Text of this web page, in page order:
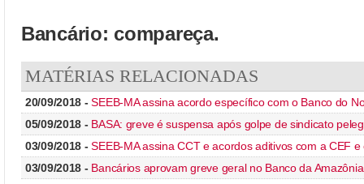
Bancário: compareça.
MATÉRIAS RELACIONADAS
20/09/2018 -SEEB-MA assina acordo específico com o Banco do
05/09/2018 - BASA: greve é suspensa após golpe de sindicato
03/09/2018 -SEEB-MA assina CCT e acordos aditivos com a CEF e
03/09/2018 - Bancários aprovam greve geral no Banco da